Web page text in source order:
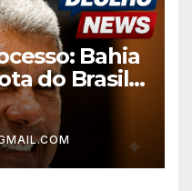
Bahia
do Brasil
Ensino
menor do
Médio